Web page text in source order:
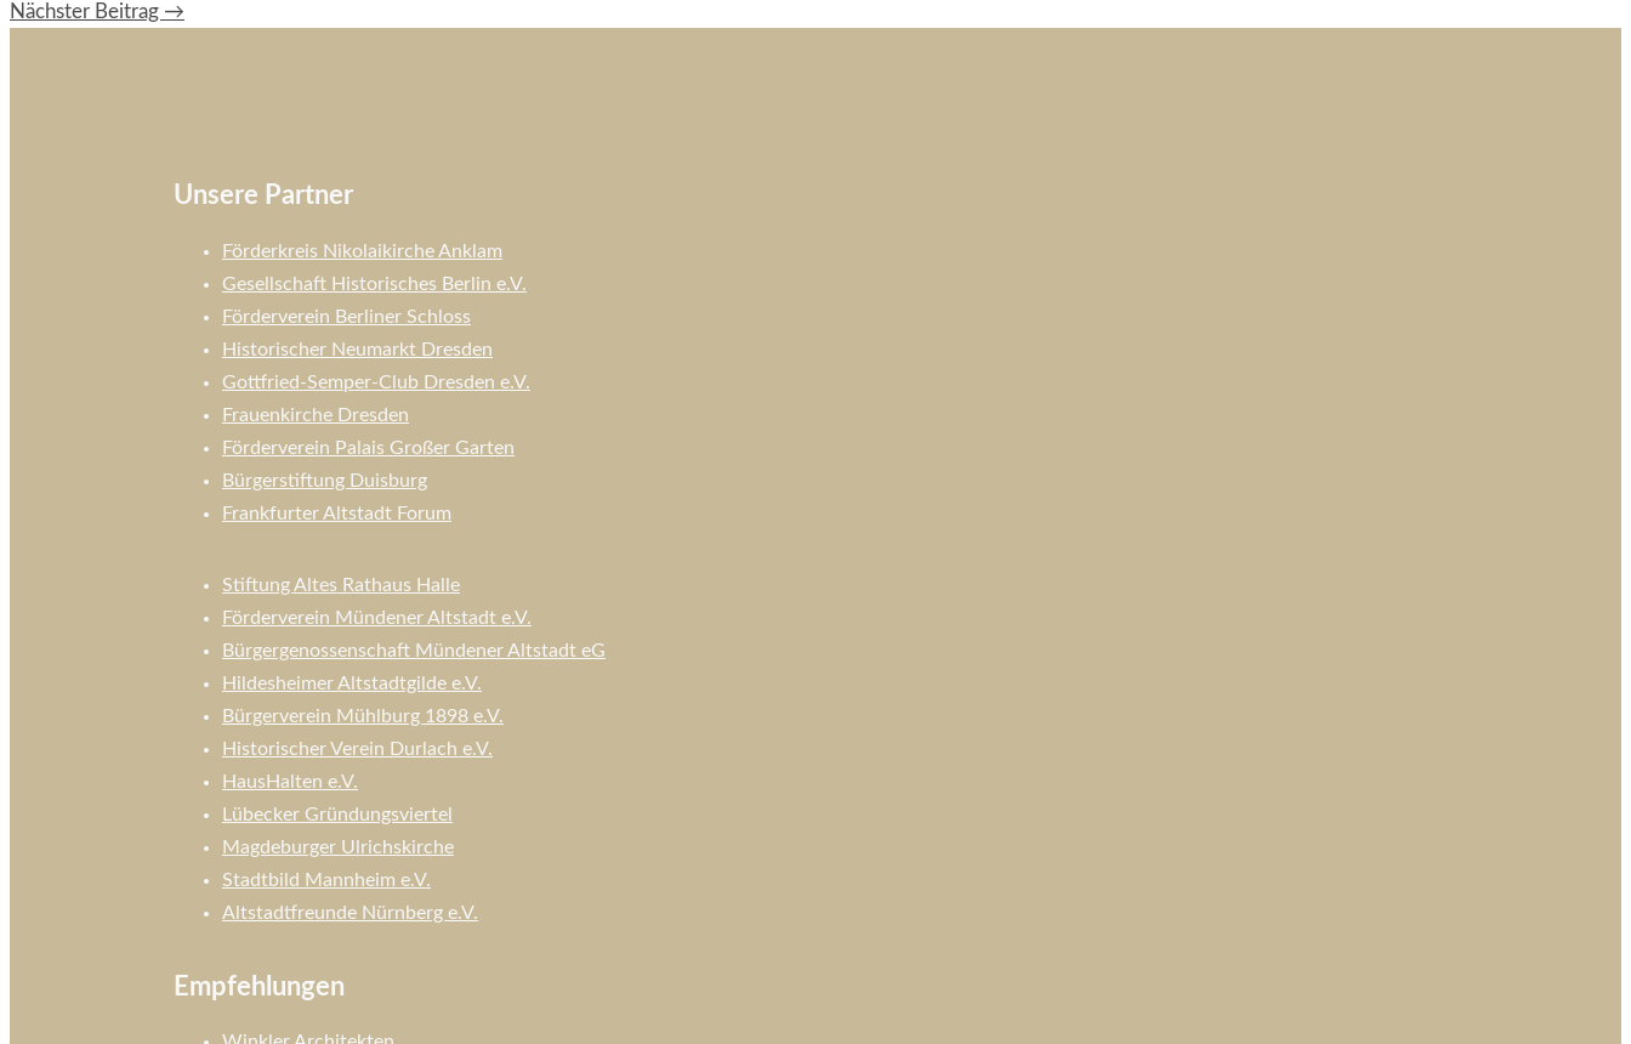
Nächster Beitrag →
Unsere Partner
Förderkreis Nikolaikirche Anklam
Gesellschaft Historisches Berlin e.V.
Förderverein Berliner Schloss
Historischer Neumarkt Dresden
Gottfried-Semper-Club Dresden e.V.
Frauenkirche Dresden
Förderverein Palais Großer Garten
Bürgerstiftung Duisburg
Frankfurter Altstadt Forum
Stiftung Altes Rathaus Halle
Förderverein Mündener Altstadt e.V.
Bürgergenossenschaft Mündener Altstadt eG
Hildesheimer Altstadtgilde e.V.
Bürgerverein Mühlburg 1898 e.V.
Historischer Verein Durlach e.V.
HausHalten e.V.
Lübecker Gründungsviertel
Magdeburger Ulrichskirche
Stadtbild Mannheim e.V.
Altstadtfreunde Nürnberg e.V.
Empfehlungen